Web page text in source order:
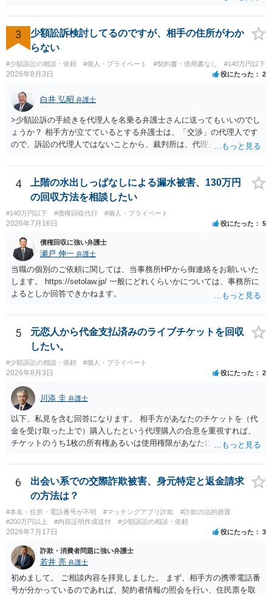
在確認請求訴訟を提起することも考えられますが、まずは後払い決済
業者へ（原契約のクーリング・オフの証拠の写しとともに）支払拒絶
の通知書を送り、もし訴訟や支払督促を行ってきた場合には全面的に
争う、というやり方がベターではないかと思います。弁護士会の相談
センター等で、消費者問題に強い弁護士（消費者保護委員会に所属し
ているなど）へ相談されることをお勧めします。
3
少額訟訴検討してるのですが、相手の住所がわか
らない
#少額訴訟の相談・依頼 #個人・プライベート #契約書・借用書なし #140万円以下
2026年8月3日 役にたった 2
白井 弘昭 弁護士
>少額訟訴の手続きを代理人を名乗る弁護士さんに送ってもいいのでし
ょうか？ 相手方が立てているとする弁護士は、「交渉」の代理人です
ので、訴訟の代理人ではないことから、裁判所は、代理人宛ての訴状
ている場合は、相手方（被告）の住所で訴状を作成提出し、裁判所に
代理人が就いていたことを知らせると（訴状の記載内容から明らかな
場合も）、裁判所が当該代理人弁護士に事前連絡し、引き続き訴訟も
受任するかを聞いたうえで、受任の意志が明らかになったところで、
直接被告に送達するのではなく、代理人に訴状の受領を促すこともあ
ります。 ラインのやり取りでしか証拠がないと、実際の本人性が明ら
かではありません。もちろん弁護士（２０万円の請求で代理人弁護士
に委任するかも疑わしいのですが）も住所は明らかにしないでしょ
う。 何か本人を示す事実（振込先などの情報）から、相手の住所等の
情報を割り出していくしかないように思えます。 以上、ご参考まで。
4
上階の水出しっぱなしによる漏水被害、130万円
の回収方法を相談したい
#140万円以下 #債権回収代行 #個人・プライベート
2026年7月16日 役にたった 5
債権回収に強い弁護士
瀬戸 伸一 弁護士
当職の個別のご依頼に関しては、当事務所HPから御連絡をお願いいた
します。 https://setolaw.jp/ 一般にどれくらいかについては、事務所に
よるとしか回答できかねます。
5
元恋人から代金支払済みのライブチケットを回収
したい。
#少額訴訟の相談・依頼 #個人・プライベート
2026年8月3日 役にたった 2
川添 圭 弁護士
以下、私見を含む回答になります。 相手方があなたのチケットを（代
金を受け取った上で）購入したという代理購入の合意を重視すれば、
チケットのうち1枚の所有権あるいは使用権限があなたにあり、チケッ
す。 一方、このチケット購入には「相手方と一緒に行く」という合意
も付随していたことを無視することができません。こちらを重視すれ
ば、交際を終了させたことにより「一緒に行く」という結果の実現に
重大な障害が発生しており、当然にチケットを引き渡すべきといえる
かは微妙であり、むしろ返金すべきとするのが当事者の合理的意思に
合致するのではないか、という判断に傾くことになると思います。 例
隣り合わせになることは避けたいという心理が働くことも無理からぬ
ところです。一方、チケットがエリア指定のアリーナ席であれば隣り
合わせにならずに済むかもしれませんし、そのチケットが入手困難で
あったり特別席であったりすれば、判断は変わってくるかもしれませ
6
出会い系での交際詐欺被害、身元特定と返金請求
の方法は？
#本名・住所・電話番号が不明 #マッチングアプリ詐欺
#詐欺の法的措置
#200万円以上
#内容証明作成送付 #少額訴訟の相談・依頼
2026年7月17日 役にたった 3
詐欺・消費者問題に強い弁護士
若井 亮 弁護士
初めまして。 ご相談内容を拝見しました。 まず、相手方の携帯電話番
号が分かっているのであれば、契約者情報の照会を行い、住民票を取